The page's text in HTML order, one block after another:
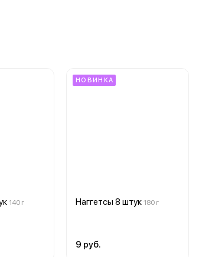
140 г
НОВИНКА
Наггетсы 8 штук 180 г
9 руб.